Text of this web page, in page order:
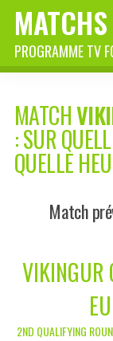
PROGRAMME TV
MATCH
: SUR
QUELLE
Match
VIKINGUR
2ND QUALIFYING